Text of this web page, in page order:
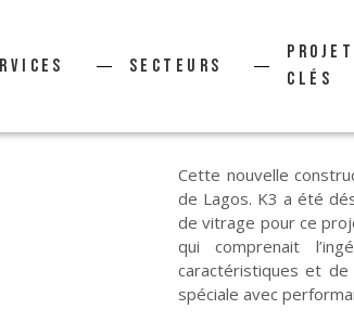
Secteurs
CLÉS
Cette nouvelle
de Lagos. K3 a été
de vitrage pour ce
qui comprenait
caractéristiques et de
spéciale avec